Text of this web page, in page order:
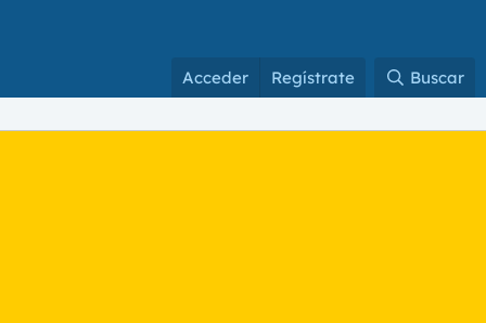
Acceder Regístrate Buscar